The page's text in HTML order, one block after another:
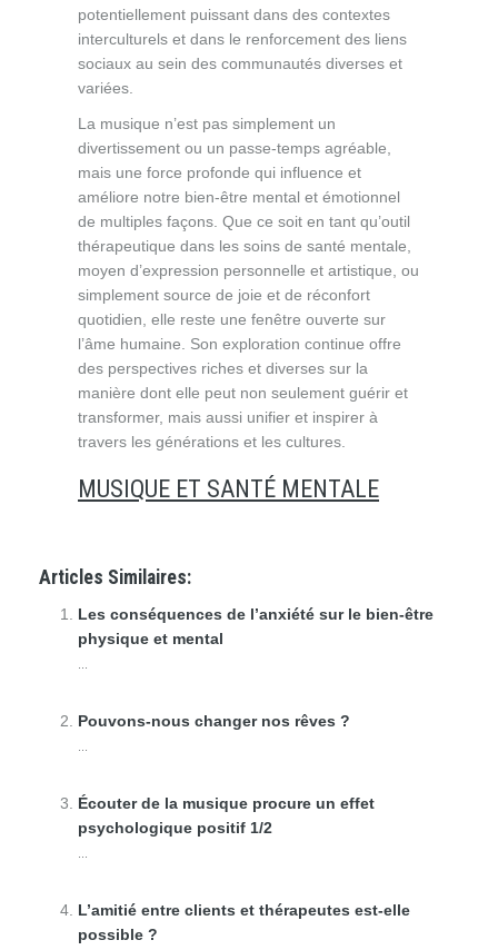
potentiellement puissant dans des contextes
interculturels et dans le renforcement des liens
sociaux au sein des communautés diverses et
variées.
La musique n’est pas simplement un
divertissement ou un passe-temps agréable,
mais une force profonde qui influence et
améliore notre bien-être mental et émotionnel
de multiples façons. Que ce soit en tant qu’outil
thérapeutique dans les soins de santé mentale,
moyen d’expression personnelle et artistique, ou
simplement source de joie et de réconfort
quotidien, elle reste une fenêtre ouverte sur
l’âme humaine. Son exploration continue offre
des perspectives riches et diverses sur la
manière dont elle peut non seulement guérir et
transformer, mais aussi unifier et inspirer à
travers les générations et les cultures.
MUSIQUE ET SANTÉ MENTALE
Articles Similaires:
Les conséquences de l’anxiété sur le bien-être
physique et mental
Pouvons-nous changer nos rêves ?
Écouter de la musique procure un effet
psychologique positif 1/2
L’amitié entre clients et thérapeutes est-elle
possible ?